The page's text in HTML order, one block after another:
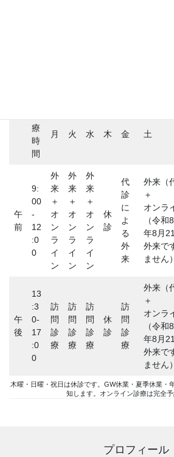
療
時
間
月 火 水 木 金 土
午
前
9:
00
-
12
:0
0
外
来
＋
オ
ン
ラ
イ
ン
外
来
＋
オ
ン
ラ
イ
ン
外
来
＋
オ
ン
ラ
イ
ン
休
診
代
診
に
よ
る
外
来
外来（
＋
オンラ
（令
年8月
外来で
ません）
午
後
13
:3
0-
17
:0
0
訪
問
診
療
訪
問
診
療
訪
問
診
療
休
診
訪
問
診
療
外来（
＋
オンラ
（令
年8月
外来で
ません）
木曜・日曜・祝日は休診です。GW休業・夏季休業・
知します。オンライン診療は完全予
プロフィール